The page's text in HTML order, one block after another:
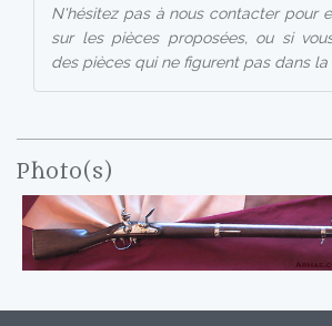
N'hésitez pas à nous contacter pour
sur les pièces proposées, ou si
des pièces qui ne figurent pas dans la
Photo(s)